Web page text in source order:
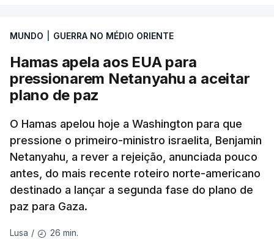
aplicação do plano de desarmamento do Hamas.
Além disso, o correspondente do canal de
televisão israelita i24News, que também teve
acesso às deliberações do Gabinete, recordou na
autorização formal de Israel para a entrada em
Gaza da Força Internacional de Estabilização, um
contingente multinacional proposto no âmbito do
Conselho da Paz promovido por Trump.
Meios de comunicação social israelitas
informaram, após a reunião do Gabinete de
MUNDO GUERRA NO MÉDIO ORIENTE
Hamas apela aos EUA para
pressionarem Netanyahu a aceitar
plano de paz
O Hamas apelou hoje a Washington para que
pressione o primeiro-ministro israelita, Benjamin
Netanyahu, a rever a rejeição, anunciada pouco
antes, do mais recente roteiro norte-americano
destinado a lançar a segunda fase do plano de
paz para Gaza.
Lusa / 26 min.